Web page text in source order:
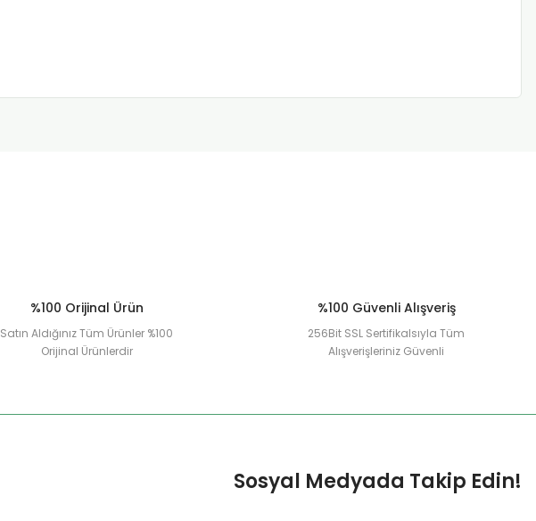
%100 Orijinal Ürün
Satın Aldığınız Tüm Ürünler %100
Orijinal Ürünlerdir
%100 Güvenli Alışveriş
256Bit SSL Sertifikalsıyla Tüm
Alışverişleriniz Güvenli
Sosyal Medyada Takip Edin!